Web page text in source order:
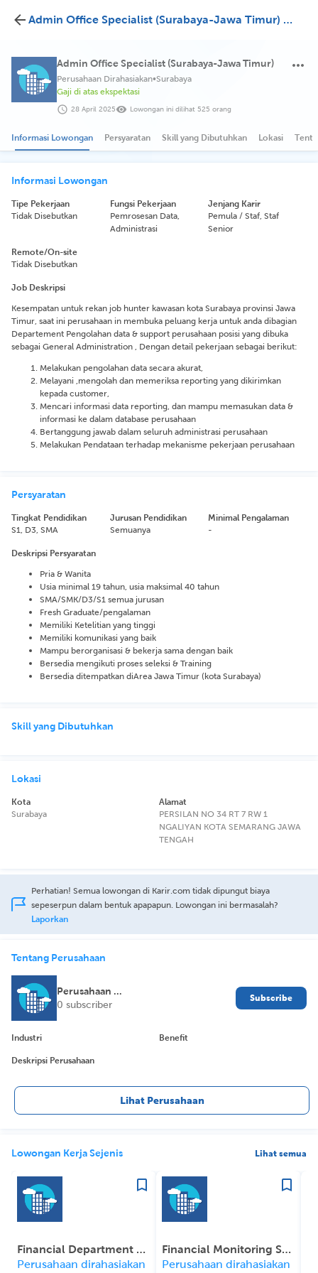
Admin Office Specialist (Surabaya-Jawa Timur) Perusahaan Dirahasiakan
Admin Office Specialist (Surabaya-Jawa Timur)
Perusahaan Dirahasiakan•Surabaya
Gaji di atas ekspektasi
Lowongan ini dilihat 525 orang
28 April 2025
Informasi Lowongan Persyaratan Skill yang Dibutuhkan Lokasi
Informasi Lowongan
Tipe Pekerjaan
Tidak Disebutkan
Fungsi Pekerjaan
Pemrosesan Data,
Administrasi
Jenjang Karir
Pemula / Staf, Staf
Senior
Remote/On-site
Tidak Disebutkan
Job Deskripsi
Kesempatan untuk rekan job hunter kawasan kota Surabaya provinsi Jawa
Timur, saat ini perusahaan in membuka peluang kerja untuk anda dibagian
Departement Pengolahan data & support perusahaan posisi yang dibuka
sebagai General Administration , Dengan detail pekerjaan sebagai berikut:
Melakukan pengolahan data secara akurat,
Melayani ,mengolah dan memeriksa reporting yang dikirimkan
kepada customer,
Mencari informasi data reporting, dan mampu memasukan data &
informasi ke dalam database perusahaan
Bertanggung jawab dalam seluruh administrasi perusahaan
Melakukan Pendataan terhadap mekanisme pekerjaan perusahaan
Persyaratan
Tingkat Pendidikan
S1, D3, SMA
Jurusan Pendidikan
Semuanya
Minimal Pengalaman
-
Deskripsi Persyaratan
Pria & Wanita
Usia minimal 19 tahun, usia maksimal 40 tahun
SMA/SMK/D3/S1 semua jurusan
Fresh Graduate/pengalaman
Memiliki Ketelitian yang tinggi
Memiliki komunikasi yang baik
Mampu berorganisasi & bekerja sama dengan baik
Bersedia mengikuti proses seleksi & Training
Bersedia ditempatkan diArea Jawa Timur (kota Surabaya)
Skill yang Dibutuhkan
Lokasi
Kota
Surabaya
Alamat
PERSILAN NO 34 RT 7 RW 1
NGALIYAN KOTA SEMARANG JAWA
TENGAH
Perhatian! Semua lowongan di Karir.com tidak dipungut biaya
sepeserpun dalam bentuk apapapun. Lowongan ini bermasalah?
Laporkan
Tentang Perusahaan
Perusahaan Dirahasiakan
0 subscriber
Subscribe
Industri Benefit
Deskripsi Perusahaan
Lihat Perusahaan
Lowongan Kerja Sejenis Lihat semua
Financial Department Manager
Perusahaan dirahasiakan
Financial Monitoring Specialist
Perusahaan dirahasiakan